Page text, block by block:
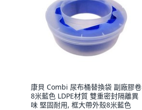
康貝 Combi 尿布桶替換袋 副廠膠卷
8米藍色 LDPE材質 雙重密封隔離異
味 堅固耐用, 框大帶外殼8米藍色